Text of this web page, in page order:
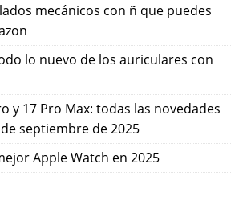
mecánicos con ñ que puedes
lo nuevo de los auriculares con
y 17 Pro Max: todas las novedades
septiembre de 2025
Apple Watch en 2025